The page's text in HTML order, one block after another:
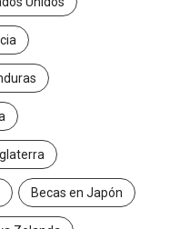
Becas en Japón